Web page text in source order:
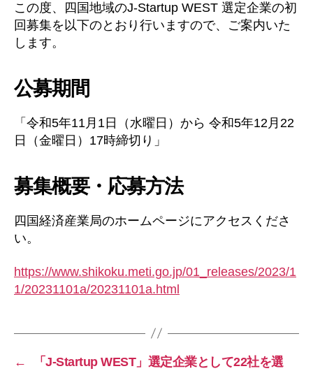
この度、四国地域のJ-Startup WEST 選定企業の初
回募集を以下のとおり行いますので、ご案内いた
します。
公募期間
「令和5年11月1日（水曜日）から 令和5年12月22
日（金曜日）17時締切り」
募集概要・応募方法
四国経済産業局のホームページにアクセスくださ
い。
https://www.shikoku.meti.go.jp/01_releases/2023/1
1/20231101a/20231101a.html
← 「J-Startup WEST」選定企業として22社を選